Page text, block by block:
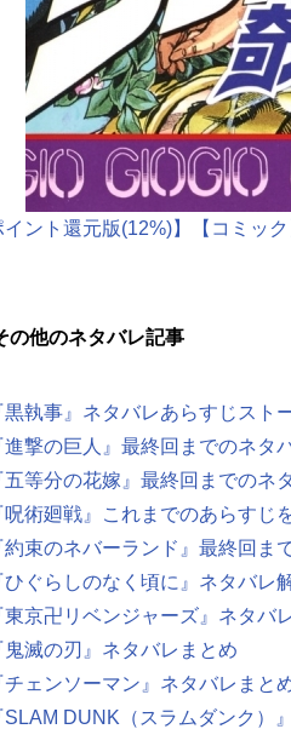
イント還元版(12%)】【コミッ
の他のネタバレ記事
執事』ネタバレあらすじスト
撃の巨人』最終回までのネタ
等分の花嫁』最終回までのネ
術廻戦』これまでのあらすじ
束のネバーランド』最終回ま
ぐらしのなく頃に』ネタバレ
京卍リベンジャーズ』ネタバ
滅の刃』ネタバレまとめ
ェンソーマン』ネタバレまと
DUNK（スラムダンク）